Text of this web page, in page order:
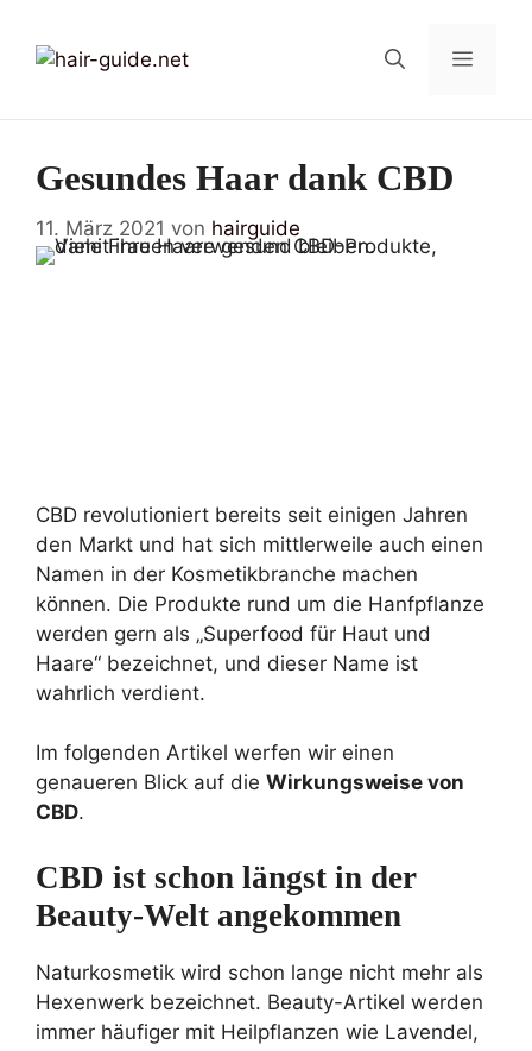
Inhalt
springen
Menü
Gesundes Haar dank CBD
11. März 2021 von hairguide
CBD revolutioniert bereits seit einigen Jahren
den Markt und hat sich mittlerweile auch einen
Namen in der Kosmetikbranche machen
können. Die Produkte rund um die Hanfpflanze
werden gern als „Superfood für Haut und
Haare“ bezeichnet, und dieser Name ist
wahrlich verdient.
Im folgenden Artikel werfen wir einen
genaueren Blick auf die Wirkungsweise von
CBD.
CBD ist schon längst in der
Beauty-Welt angekommen
Naturkosmetik wird schon lange nicht mehr als
Hexenwerk bezeichnet. Beauty-Artikel werden
immer häufiger mit Heilpflanzen wie Lavendel,